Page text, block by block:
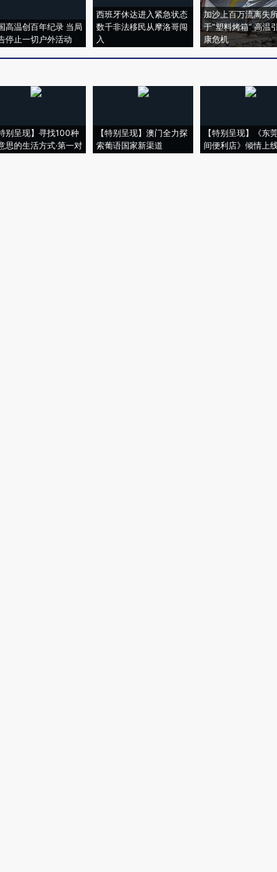
高温创百年纪录 当局
停止一切户外活动
西班牙休达进入紧急状态
数千非法移民从摩洛哥闯
入
加沙上百万流离失
于“塑料烤箱” 高温
康危机
特别呈现】寻找100种
思的生活方式·第一对
【特别呈现】澳门全力探
索葡语国家新渠道
【特别呈现】《东
间便利店》倾情上